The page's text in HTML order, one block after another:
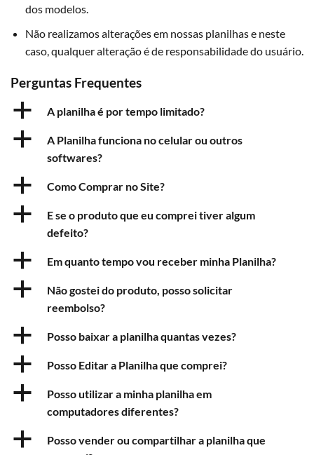
dos modelos.
Não realizamos alterações em nossas planilhas e neste
caso, qualquer alteração é de responsabilidade do usuário.
Perguntas Frequentes
a A planilha é por tempo limitado?
a
A Planilha funciona no celular ou outros
softwares?
a Como Comprar no Site?
a
E se o produto que eu comprei tiver algum
defeito?
a Em quanto tempo vou receber minha Planilha?
a
Não gostei do produto, posso solicitar
reembolso?
a Posso baixar a planilha quantas vezes?
a Posso Editar a Planilha que comprei?
a
Posso utilizar a minha planilha em
computadores diferentes?
a
Posso vender ou compartilhar a planilha que